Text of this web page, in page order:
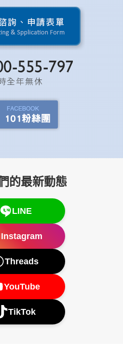
的最新動態
LINE
Instagram
Threads
YouTube
TikTok